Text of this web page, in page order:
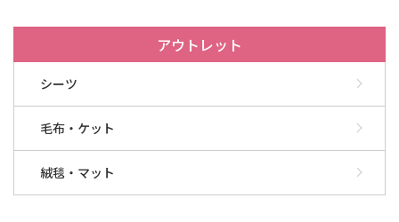
アウトレット
シーツ
毛布・ケット
絨毯・マット